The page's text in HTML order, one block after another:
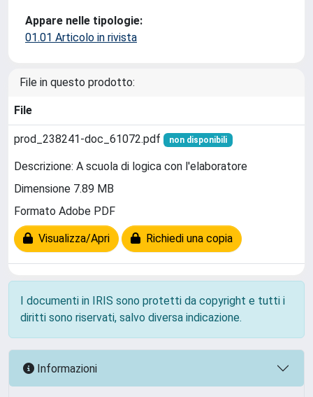
Appare nelle tipologie:
01.01 Articolo in rivista
File in questo prodotto:
File
prod_238241-doc_61072.pdf non disponibili
Descrizione: A scuola di logica con l'elaboratore
Dimensione 7.89 MB
Formato Adobe PDF
Visualizza/Apri Richiedi una copia
I documenti in IRIS sono protetti da copyright e tutti i
diritti sono riservati, salvo diversa indicazione.
Informazioni